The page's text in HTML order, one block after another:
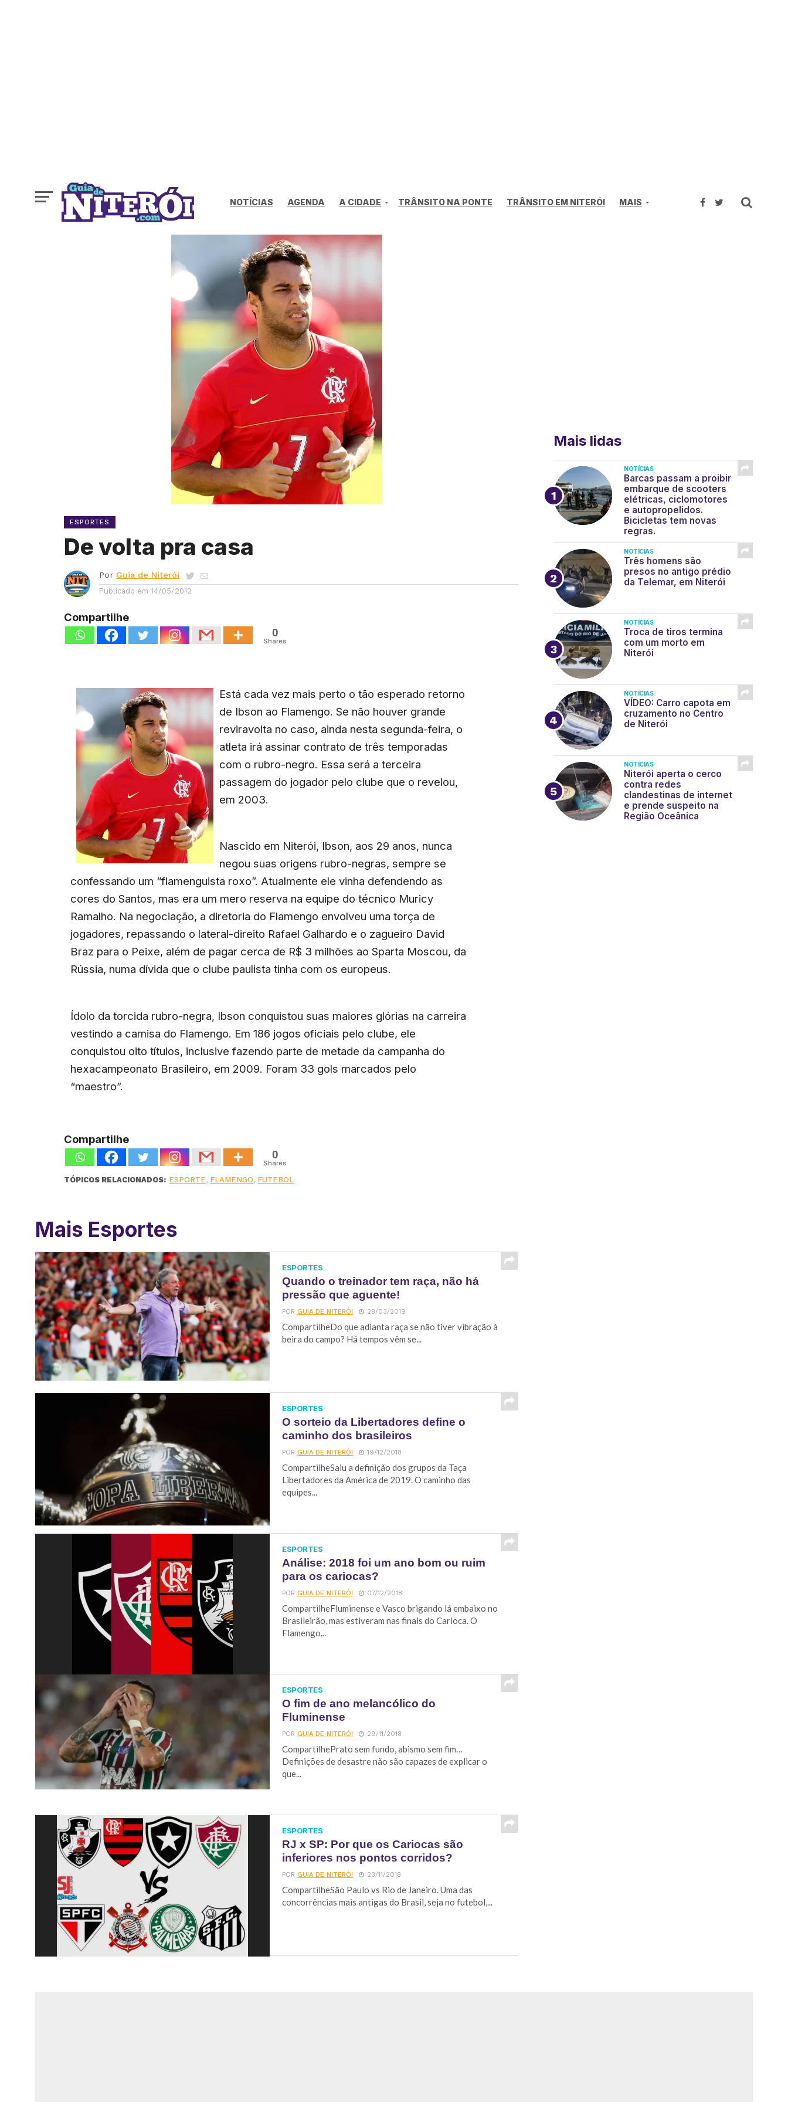
NOTÍCIAS AGENDA A CIDADE TRÂNSITO NA PONTE TRÂNSITO EM NITERÓI MAIS
ESPORTES
De volta pra casa
Por Guia de Niterói
Publicado em 14/05/2012
Compartilhe
0
Shares
Está cada vez mais perto o tão esperado retorno
de Ibson ao Flamengo. Se não houver grande
reviravolta no caso, ainda nesta segunda-feira, o
atleta irá assinar contrato de três temporadas
com o rubro-negro. Essa será a terceira
passagem do jogador pelo clube que o revelou,
em 2003.
Nascido em Niterói, Ibson, aos 29 anos, nunca
negou suas origens rubro-negras, sempre se
confessando um “flamenguista roxo”. Atualmente ele vinha defendendo as
cores do Santos, mas era um mero reserva na equipe do técnico Muricy
Ramalho. Na negociação, a diretoria do Flamengo envolveu uma torça de
jogadores, repassando o lateral-direito Rafael Galhardo e o zagueiro David
Braz para o Peixe, além de pagar cerca de R$ 3 milhões ao Sparta Moscou, da
Rússia, numa dívida que o clube paulista tinha com os europeus.
Ídolo da torcida rubro-negra, Ibson conquistou suas maiores glórias na carreira
vestindo a camisa do Flamengo. Em 186 jogos oficiais pelo clube, ele
conquistou oito títulos, inclusive fazendo parte de metade da campanha do
hexacampeonato Brasileiro, em 2009. Foram 33 gols marcados pelo
“maestro”.
Compartilhe
0
Shares
TÓPICOS RELACIONADOS: ESPORTE, FLAMENGO, FUTEBOL
Mais Esportes
ESPORTES
Quando o treinador tem raça, não há
pressão que aguente!
PORGUIA DE NITERÓI 28/03/2019
CompartilheDo que adianta raça se não tiver vibração à
beira do campo? Há tempos vêm se...
ESPORTES
O sorteio da Libertadores define o
caminho dos brasileiros
PORGUIA DE NITERÓI 19/12/2018
CompartilheSaiu a definição dos grupos da Taça
Libertadores da América de 2019. O caminho das
equipes...
ESPORTES
Análise: 2018 foi um ano bom ou ruim
para os cariocas?
PORGUIA DE NITERÓI 07/12/2018
CompartilheFluminense e Vasco brigando lá embaixo no
Brasileirão, mas estiveram nas finais do Carioca. O
Flamengo...
ESPORTES
O fim de ano melancólico do
Fluminense
PORGUIA DE NITERÓI 29/11/2018
CompartilhePrato sem fundo, abismo sem fim…
Definições de desastre não são capazes de explicar o
que...
ESPORTES
RJ x SP: Por que os Cariocas são
inferiores nos pontos corridos?
PORGUIA DE NITERÓI 23/11/2018
CompartilheSão Paulo vs Rio de Janeiro. Uma das
concorrências mais antigas do Brasil, seja no futebol,...
Mais lidas
NOTÍCIAS
Barcas passam a proibir
embarque de scooters
elétricas, ciclomotores
e autopropelidos.
Bicicletas tem novas
regras.
NOTÍCIAS
Três homens são
presos no antigo prédio
da Telemar, em Niterói
NOTÍCIAS
Troca de tiros termina
com um morto em
Niterói
NOTÍCIAS
VÍDEO: Carro capota em
cruzamento no Centro
de Niterói
NOTÍCIAS
Niterói aperta o cerco
contra redes
clandestinas de internet
e prende suspeito na
Região Oceânica